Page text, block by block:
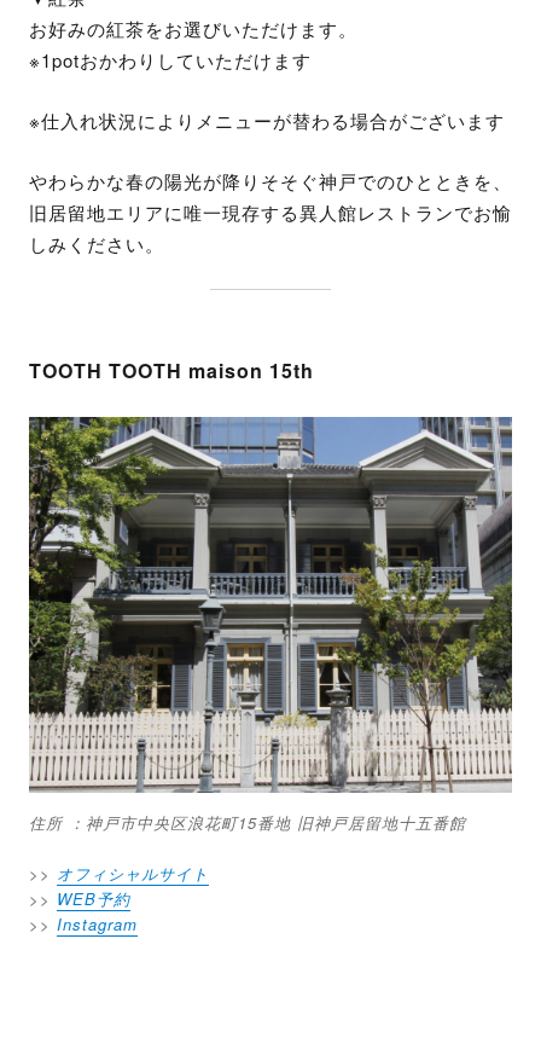
お好みの紅茶をお選びいただけます。
※1potおかわりしていただけます
※仕入れ状況によりメニューが替わる場合がございます
やわらかな春の陽光が降りそそぐ神戸でのひとときを、
旧居留地エリアに唯一現存する異人館レストランでお愉
しみください。
TOOTH TOOTH maison 15th
住所 ：神戸市中央区浪花町15番地 旧神戸居留地十五番館
>> オフィシャルサイト
>> WEB予約
>> Instagram